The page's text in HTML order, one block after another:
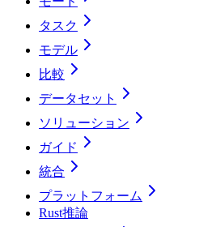
タスク
モデル
比較
データセット
ソリューション
ガイド
統合
プラットフォーム
Rust推論